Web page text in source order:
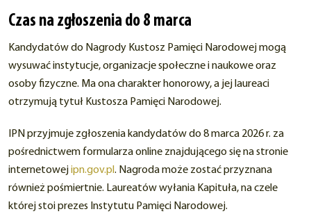
Czas na zgłoszenia do 8 marca
Kandydatów do Nagrody Kustosz Pamięci Narodowej mogą
wysuwać instytucje, organizacje społeczne i naukowe oraz
osoby fizyczne. Ma ona charakter honorowy, a jej laureaci
otrzymują tytuł Kustosza Pamięci Narodowej.
IPN przyjmuje zgłoszenia kandydatów do 8 marca 2026 r. za
pośrednictwem formularza online znajdującego się na stronie
internetowejipn.gov.pl . Nagroda może zostać przyznana
również pośmiertnie. Laureatów wyłania Kapituła, na czele
której stoi prezes Instytutu Pamięci Narodowej.